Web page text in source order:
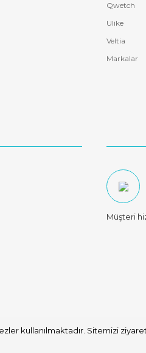
kullanılmaktadır. Sitemizi
Qwetch
Ulike
Veltia
Markalar
Müşteri